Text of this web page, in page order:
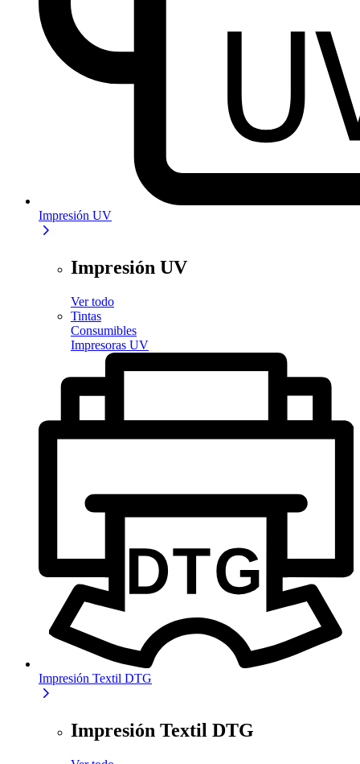
Impresión UV
Impresión UV
Ver todo
Tintas
Consumibles
Impresoras UV
Impresión Textil DTG
Impresión Textil DTG